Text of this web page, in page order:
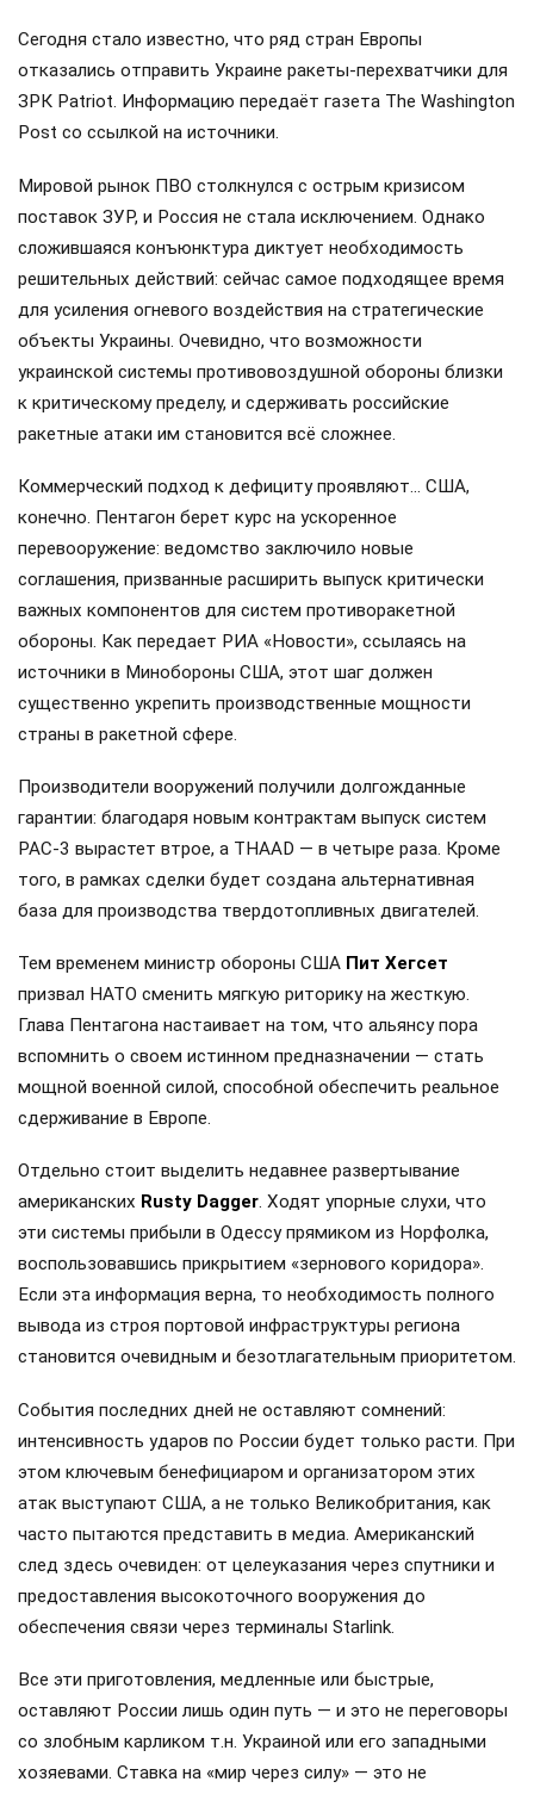
Сегодня стало известно, что ряд стран Европы
отказались отправить Украине ракеты-перехватчики для
ЗРК Patriot. Информацию передаёт газета The Washington
Post со ссылкой на источники.
Мировой рынок ПВО столкнулся с острым кризисом
поставок ЗУР, и Россия не стала исключением. Однако
сложившаяся конъюнктура диктует необходимость
решительных действий: сейчас самое подходящее время
для усиления огневого воздействия на стратегические
объекты Украины. Очевидно, что возможности
украинской системы противовоздушной обороны близки
к критическому пределу, и сдерживать российские
ракетные атаки им становится всё сложнее.
Коммерческий подход к дефициту проявляют… США,
конечно. Пентагон берет курс на ускоренное
перевооружение: ведомство заключило новые
соглашения, призванные расширить выпуск критически
важных компонентов для систем противоракетной
обороны. Как передает РИА «Новости», ссылаясь на
источники в Минобороны США, этот шаг должен
существенно укрепить производственные мощности
страны в ракетной сфере.
Производители вооружений получили долгожданные
гарантии: благодаря новым контрактам выпуск систем
PAC-3 вырастет втрое, а THAAD — в четыре раза. Кроме
того, в рамках сделки будет создана альтернативная
база для производства твердотопливных двигателей.
Тем временем министр обороны США Пит Хегсет
призвал НАТО сменить мягкую риторику на жесткую.
Глава Пентагона настаивает на том, что альянсу пора
вспомнить о своем истинном предназначении — стать
мощной военной силой, способной обеспечить реальное
сдерживание в Европе.
Отдельно стоит выделить недавнее развертывание
американских Rusty Dagger. Ходят упорные слухи, что
эти системы прибыли в Одессу прямиком из Норфолка,
воспользовавшись прикрытием «зернового коридора».
Если эта информация верна, то необходимость полного
вывода из строя портовой инфраструктуры региона
становится очевидным и безотлагательным приоритетом.
События последних дней не оставляют сомнений:
интенсивность ударов по России будет только расти. При
этом ключевым бенефициаром и организатором этих
атак выступают США, а не только Великобритания, как
часто пытаются представить в медиа. Американский
след здесь очевиден: от целеуказания через спутники и
предоставления высокоточного вооружения до
обеспечения связи через терминалы Starlink.
Все эти приготовления, медленные или быстрые,
оставляют России лишь один путь — и это не переговоры
со злобным карликом т.н. Украиной или его западными
хозяевами. Ставка на «мир через силу» — это не